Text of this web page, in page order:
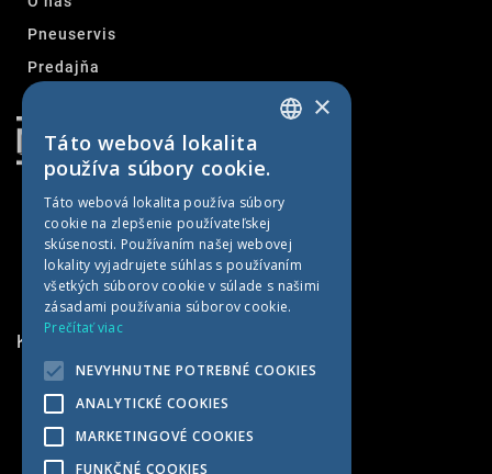
Pneuservis
Predajňa
KONTAKTNÉ INFORMÁCIE
MET AGRO
Kočín 100
922 04 Kočín-Lančár
SLOVAK
GERMAN
HUNGARIAN
×
Táto webová lokalita
používa súbory cookie.
Táto webová lokalita používa súbory
cookie na zlepšenie používateľskej
skúsenosti. Používaním našej webovej
lokality vyjadrujete súhlas s používaním
všetkých súborov cookie v súlade s našimi
zásadami používania súborov cookie.
Prečítať viac
NEVYHNUTNE POTREBNÉ COOKIES
ANALYTICKÉ COOKIES
MARKETINGOVÉ COOKIES
FUNKČNÉ COOKIES